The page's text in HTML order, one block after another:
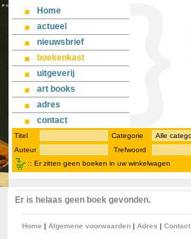
Home
actueel
nieuwsbrief
boekenkast
uitgeverij
art books
adres
contact
Titel
Categorie
Auteur
Trefwoord
:: Er zitten geen boeken in uw winkelwagen
Er is helaas geen boek gevonden.
Home | Algemene voorwaarden| Adres | Contact